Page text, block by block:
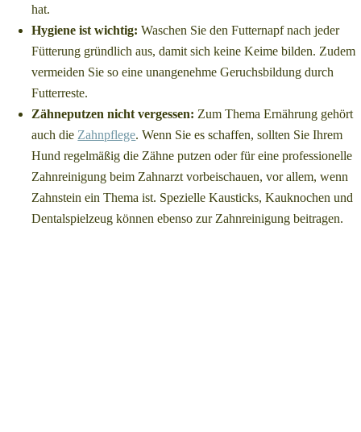
hat.
Hygiene ist wichtig:Waschen Sie den Futternapf nach jeder
Fütterung gründlich aus, damit sich keine Keime bilden. Zudem
vermeiden Sie so eine unangenehme Geruchsbildung durch
Futterreste.
Zähneputzen nicht vergessen: Zum Thema Ernährung gehört
auch die Zahnpflege. Wenn Sie es schaffen, sollten Sie Ihrem
Hund regelmäßig die Zähne putzen oder für eine professionelle
Zahnreinigung beim Zahnarzt vorbeischauen, vor allem, wenn
Zahnstein ein Thema ist. Spezielle Kausticks, Kauknochen und
Dentalspielzeug können ebenso zur Zahnreinigung beitragen.